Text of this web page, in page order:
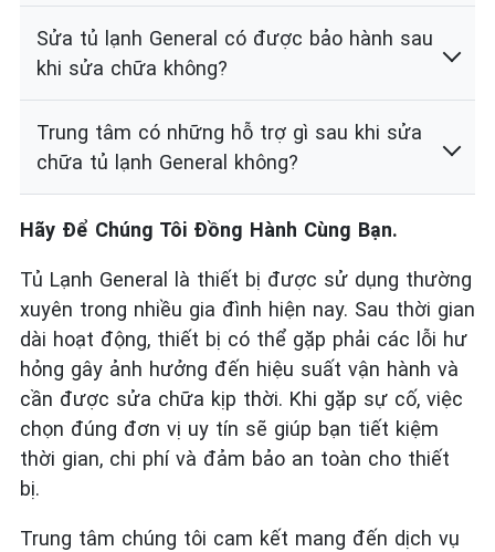
Sửa tủ lạnh General có được bảo hành sau
khi sửa chữa không?
Trung tâm có những hỗ trợ gì sau khi sửa
chữa tủ lạnh General không?
Hãy Để Chúng Tôi Đồng Hành Cùng Bạn.
Tủ Lạnh General là thiết bị được sử dụng thường
xuyên trong nhiều gia đình hiện nay. Sau thời gian
dài hoạt động, thiết bị có thể gặp phải các lỗi hư
hỏng gây ảnh hưởng đến hiệu suất vận hành và
cần được sửa chữa kịp thời. Khi gặp sự cố, việc
chọn đúng đơn vị uy tín sẽ giúp bạn tiết kiệm
thời gian, chi phí và đảm bảo an toàn cho thiết
bị.
Trung tâm chúng tôi cam kết mang đến dịch vụ